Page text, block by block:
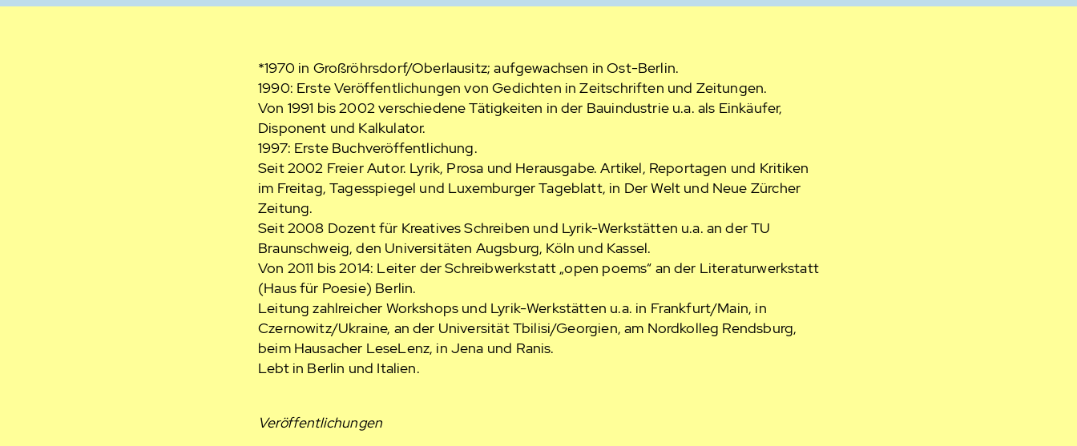
*1970 in Großröhrsdorf/Oberlausitz; aufgewachsen in Ost-Berlin.
1990: Erste Veröffentlichungen von Gedichten in Zeitschriften und Zeitungen.
Von 1991 bis 2002 verschiedene Tätigkeiten in der Bauindustrie u.a. als Einkäufer,
Disponent und Kalkulator.
1997: Erste Buchveröffentlichung.
Seit 2002 Freier Autor. Lyrik, Prosa und Herausgabe. Artikel, Reportagen und Kritiken
im Freitag, Tagesspiegel und Luxemburger Tageblatt, in Der Welt und Neue Zürcher
Zeitung.
Seit 2008 Dozent für Kreatives Schreiben und Lyrik-Werkstätten u.a. an der TU
Braunschweig, den Universitäten Augsburg, Köln und Kassel.
Von 2011 bis 2014: Leiter der Schreibwerkstatt „open poems“ an der Literaturwerkstatt
(Haus für Poesie) Berlin.
Leitung zahlreicher Workshops und Lyrik-Werkstätten u.a. in Frankfurt/Main, in
Czernowitz/Ukraine, an der Universität Tbilisi/Georgien, am Nordkolleg Rendsburg,
beim Hausacher LeseLenz, in Jena und Ranis.
Lebt in Berlin und Italien.
Veröffentlichungen